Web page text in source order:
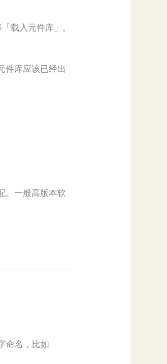
载入元件库」。
件库应该已经出
。一般高版本软
命名，比如